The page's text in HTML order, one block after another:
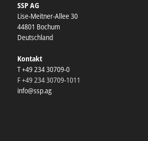
SSP AG
Lise-Meitner-Allee 30
44801 Bochum
Deutschland
Kontakt
T +49 234 30709-0
F +49 234 30709-1011
info@ssp.ag